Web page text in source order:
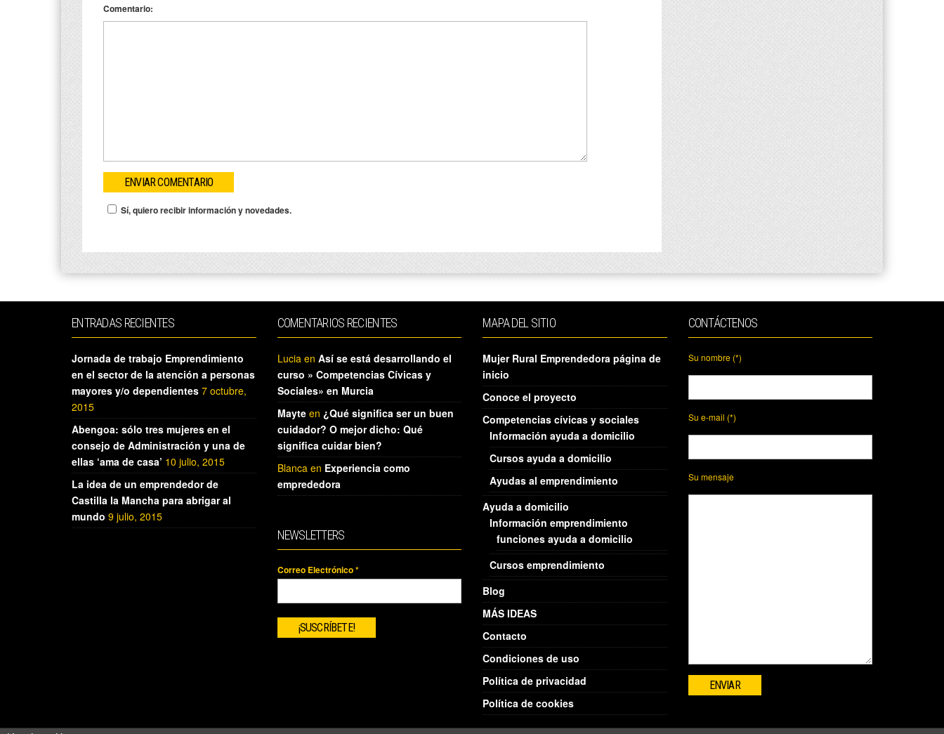
Comentario:
Sí, quiero recibir información y novedades.
ENTRADAS RECIENTES
Jornada de trabajo Emprendimiento
en el sector de la atención a personas
mayores y/o dependientes 7 octubre,
2015
Abengoa: sólo tres mujeres en el
consejo de Administración y una de
ellas ‘ama de casa’ 10 julio, 2015
La idea de un emprendedor de
Castilla la Mancha para abrigar al
mundo 9 julio, 2015
COMENTARIOS RECIENTES
Lucia en Así se está desarrollando el
curso » Competencias Cívicas y
Sociales» en Murcia
Mayteen ¿Qué significa ser un buen
cuidador? O mejor dicho: Qué
significa cuidar bien?
Blanca en Experiencia como
emprededora
NEWSLETTERS
Correo Electrónico*
MAPA DEL SITIO
Mujer Rural Emprendedora página de
inicio
Conoce el proyecto
Competencias cívicas y sociales
Información ayuda a domicilio
Cursos ayuda a domicilio
Ayudas al emprendimiento
Ayuda a domicilio
Información emprendimiento
funciones ayuda a domicilio
Cursos emprendimiento
Blog
MÁS IDEAS
Contacto
Condiciones de uso
Política de privacidad
Política de cookies
CONTÁCTENOS
Su nombre (*)
Su e-mail (*)
Su mensaje